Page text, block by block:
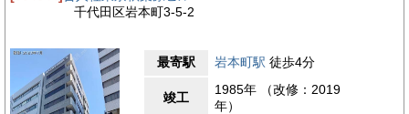
千代田区岩本町3-5-2
最寄駅 岩本町駅 徒歩4分
竣工
1985年 （改修：2019
年）